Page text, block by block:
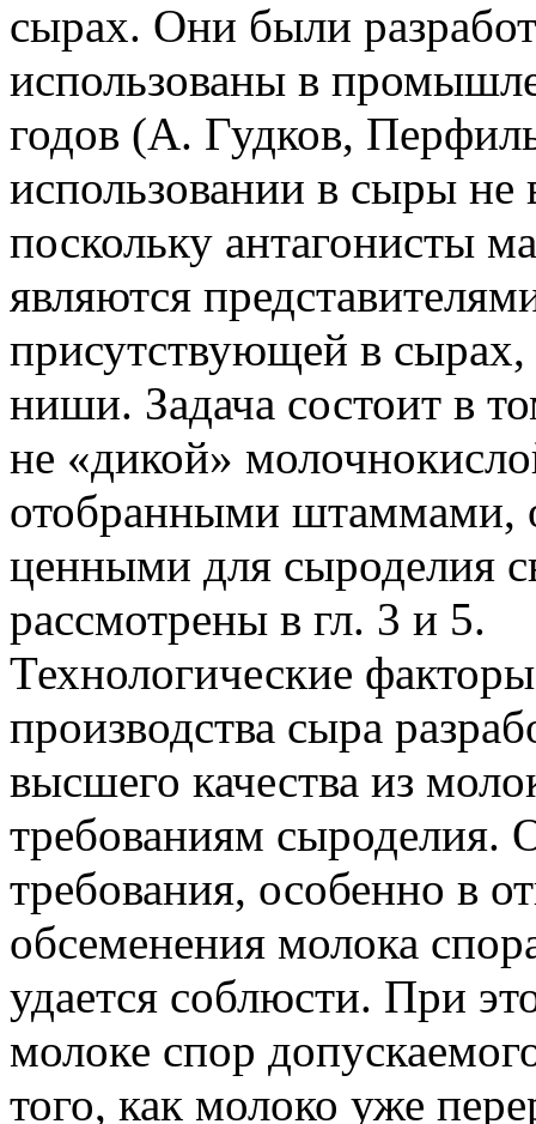
сырах. Они были
использованы в
годов (А. Гудков,
использовании в сыры не
поскольку антагонисты
являются
присутствующей в сырах,
ниши. Задача состоит в
не «дикой»
отобранными штаммами,
ценными для сыроделия
рассмотрены в гл. 3 и 5.
Технологические
производства сыра
высшего качества из
требованиям сыроделия.
требования, особенно в
обсеменения молока
удается соблюсти. При
молоке спор
того, как молоко уже